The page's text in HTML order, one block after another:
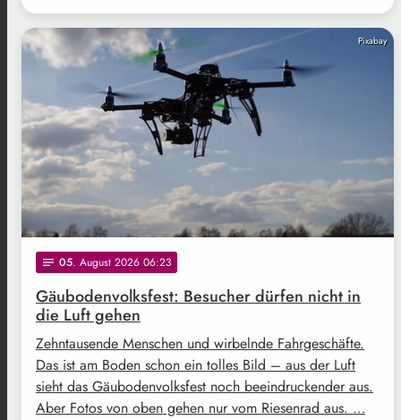
Pixabay
notes 05. August 2026 06:23
Gäubodenvolksfest: Besucher dürfen nicht in
die Luft gehen
Zehntausende Menschen und wirbelnde Fahrgeschäfte.
Das ist am Boden schon ein tolles Bild – aus der Luft
sieht das Gäubodenvolksfest noch beeindruckender aus.
Aber Fotos von oben gehen nur vom Riesenrad aus. …